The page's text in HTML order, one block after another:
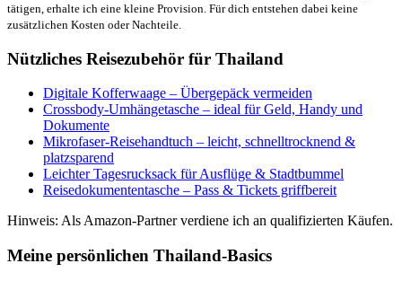
tätigen, erhalte ich eine kleine Provision. Für dich entstehen dabei keine
zusätzlichen Kosten oder Nachteile.
Nützliches Reisezubehör für Thailand
Digitale Kofferwaage – Übergepäck vermeiden
Crossbody-Umhängetasche – ideal für Geld, Handy und
Dokumente
Mikrofaser-Reisehandtuch – leicht, schnelltrocknend &
platzsparend
Leichter Tagesrucksack für Ausflüge & Stadtbummel
Reisedokumententasche – Pass & Tickets griffbereit
Hinweis: Als Amazon-Partner verdiene ich an qualifizierten Käufen.
Meine persönlichen Thailand-Basics